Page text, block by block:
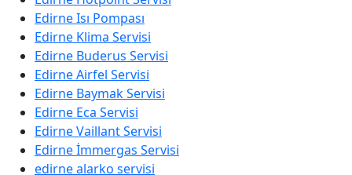
Edirne Isı Pompası
Edirne Klima Servisi
Edirne Buderus Servisi
Edirne Airfel Servisi
Edirne Baymak Servisi
Edirne Eca Servisi
Edirne Vaillant Servisi
Edirne İmmergas Servisi
edirne alarko servisi